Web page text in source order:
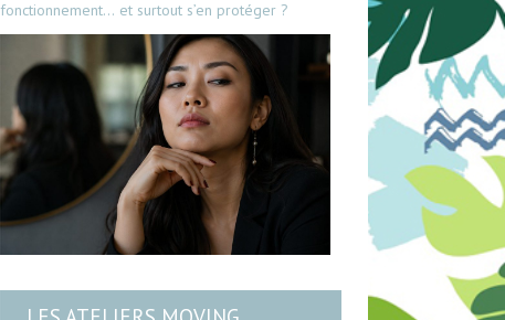
fonctionnement… et surtout s’en protéger ?